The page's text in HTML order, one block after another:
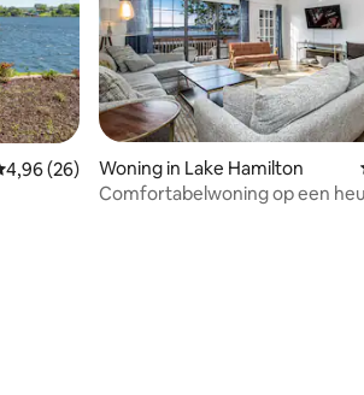
beoordeling van 4,96 op 5, 26
4,96 (26)
Woning in Lake Hamilton
Comfortabelwoning op een